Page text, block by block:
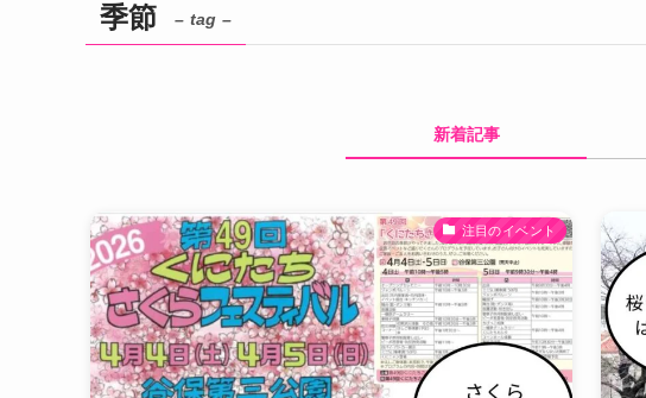
季節 – tag –
新着記事
注目のイベント